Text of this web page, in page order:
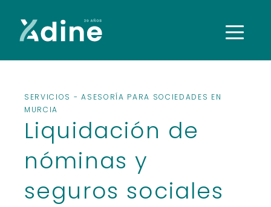
SERVICIOS - ASESORÍA PARA SOCIEDADES EN
MURCIA
Liquidación de
nóminas y
seguros sociales